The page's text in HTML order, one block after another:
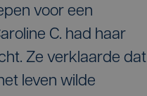
voor een
C. had haar
Ze verklaarde dat
leven wilde